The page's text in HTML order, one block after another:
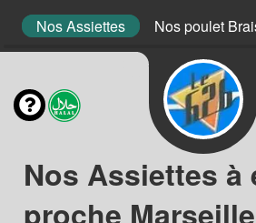
Nos Assiettes Nos poulet
Nos Assiettes à
proche